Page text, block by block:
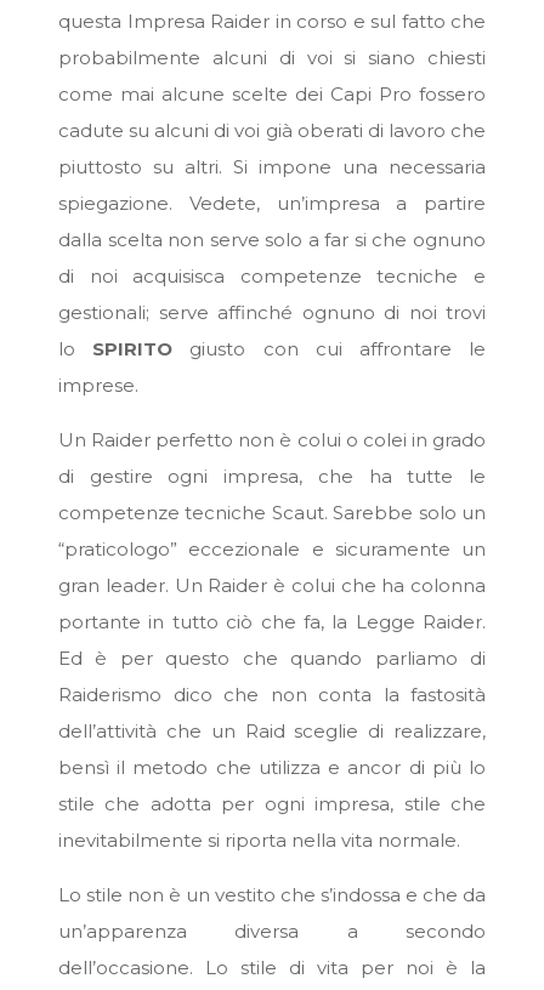
questa Impresa Raider in corso e sul fatto che
probabilmente alcuni di voi si siano chiesti
come mai alcune scelte dei Capi Pro fossero
cadute su alcuni di voi già oberati di lavoro che
piuttosto su altri. Si impone una necessaria
spiegazione. Vedete, un’impresa a partire
dalla scelta non serve solo a far si che ognuno
di noi acquisisca competenze tecniche e
gestionali; serve affinché ognuno di noi trovi
lo SPIRITO giusto con cui affrontare le
imprese.
Un Raider perfetto non è colui o colei in grado
di gestire ogni impresa, che ha tutte le
competenze tecniche Scaut. Sarebbe solo un
“praticologo” eccezionale e sicuramente un
gran leader. Un Raider è colui che ha colonna
portante in tutto ciò che fa, la Legge Raider.
Ed è per questo che quando parliamo di
Raiderismo dico che non conta la fastosità
dell’attività che un Raid sceglie di realizzare,
bensì il metodo che utilizza e ancor di più lo
stile che adotta per ogni impresa, stile che
inevitabilmente si riporta nella vita normale.
Lo stile non è un vestito che s’indossa e che da
un’apparenza diversa a secondo
dell’occasione. Lo stile di vita per noi è la